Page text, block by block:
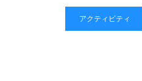
アクティビティ